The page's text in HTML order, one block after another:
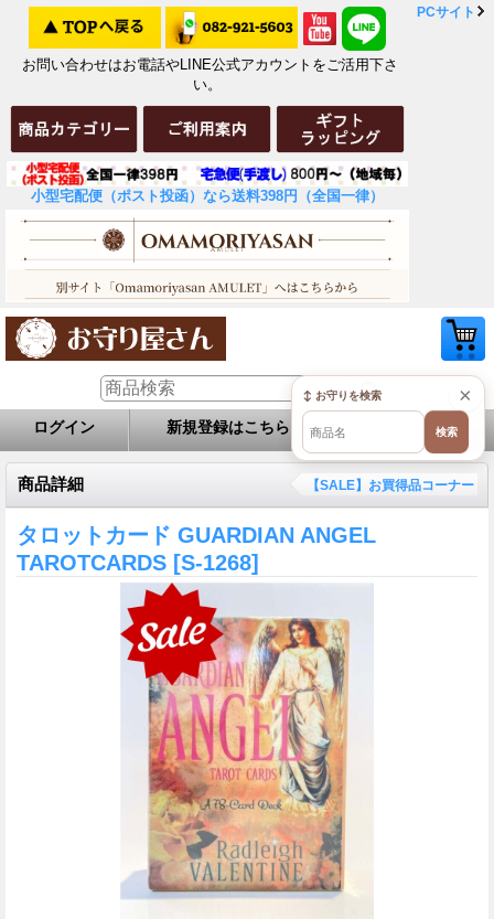
お問い合わせはお電話やLINE公式アカウントをご活用下さ
い。
小型宅配便（ポスト投函）なら送料398円（全国一律）
PCサイト
ログイン 新規登録はこちら お問い合せ
商品詳細 【SALE】お買得品コーナー
タロットカード GUARDIAN ANGEL
TAROTCARDS [S-1268]
×
↕ お守りを検索
検索